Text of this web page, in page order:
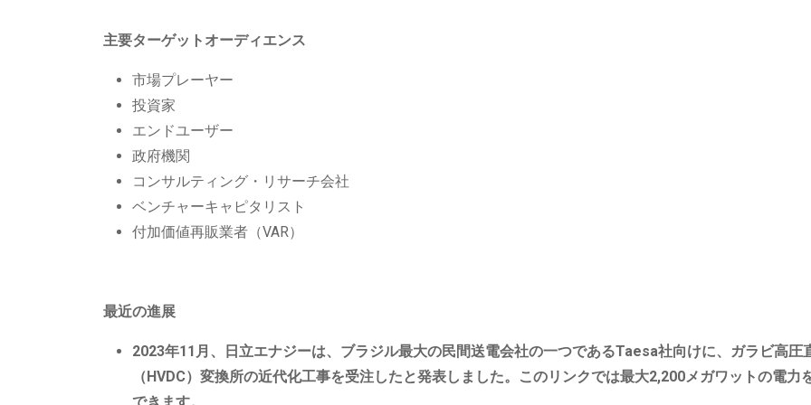
主要ターゲットオーディエンス
市場プレーヤー
投資家
エンドユーザー
政府機関
コンサルティング・リサーチ会社
ベンチャーキャピタリスト
付加価値再販業者（VAR）
最近の進展
2023年11月、日立エナジーは、ブラジル最大の民間送電会社の一つであるTaesa社向けに、ガラビ高圧
（HVDC）変換所の近代化工事を受注したと発表しました。このリンクでは最大2,200メガワットの電力